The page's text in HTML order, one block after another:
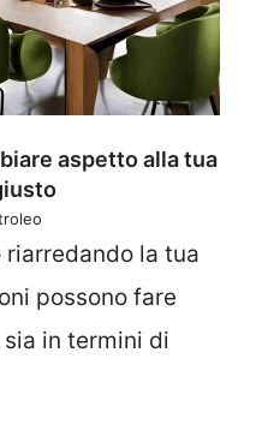
aspetto alla tua
la tua
possono fare
in termini di